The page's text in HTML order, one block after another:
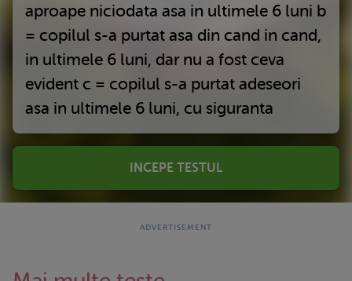
aproape niciodata asa in ultimele 6 luni b
= copilul s-a purtat asa din cand in cand,
in ultimele 6 luni, dar nu a fost ceva
evident c = copilul s-a purtat adeseori
asa in ultimele 6 luni, cu siguranta
INCEPE TESTUL